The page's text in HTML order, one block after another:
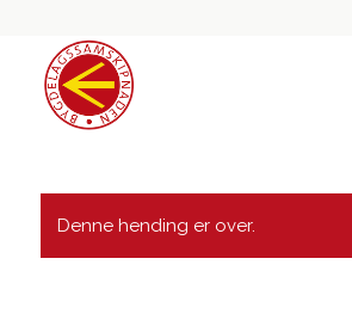
Denne hending er over.